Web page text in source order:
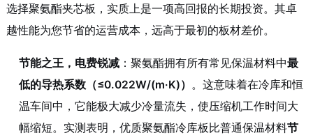
选择聚氨酯夹芯板，实质上是一项高回报的长期投资。其卓
越性能为您节省的运营成本，远高于最初的板材差价。
节能之王，电费锐减：聚氨酯拥有所有常见保温材料中最
低的导热系数（≤0.022W/(m·K)） 。这意味着在冷库和恒
温车间中，它能极大减少冷量流失，使压缩机工作时间大
幅缩短。实测表明，优质聚氨酯冷库板比普通保温材料节